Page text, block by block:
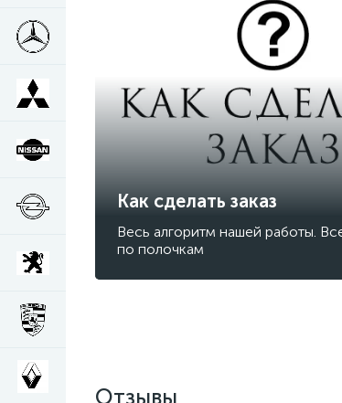
Как сделать заказ
Весь алгоритм нашей работы.
по полочкам
Отзывы